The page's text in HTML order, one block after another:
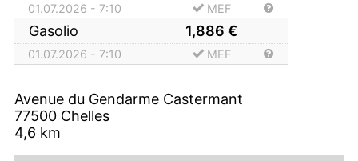
01.07.2026 - 7:10 MEF
Gasolio 1,886 €
01.07.2026 - 7:10 MEF
Avenue du Gendarme Castermant
77500 Chelles
4,6 km